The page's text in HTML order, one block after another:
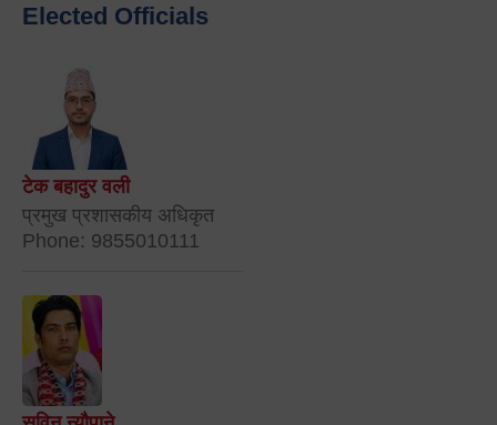
Elected Officials
टेक बहादुर वली
प्रमुख प्रशासकीय अधिकृत
Phone: 9855010111